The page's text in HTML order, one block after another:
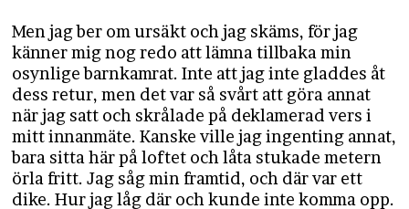
Men jag ber om ursäkt och jag skäms, för jag
känner mig nog redo att lämna tillbaka min
osynlige barnkamrat. Inte att jag inte gladdes åt
dess retur, men det var så svårt att göra annat
när jag satt och skrålade på deklamerad vers i
mitt innanmäte. Kanske ville jag ingenting annat,
bara sitta här på loftet och låta stukade metern
örla fritt. Jag såg min framtid, och där var ett
dike. Hur jag låg där och kunde inte komma opp.